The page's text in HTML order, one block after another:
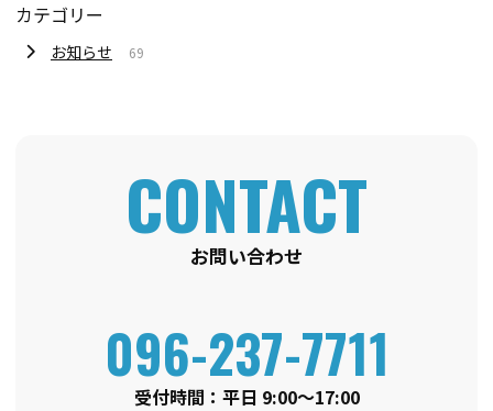
カテゴリー
お知らせ 69
お問い合わせ
096-237-7711
受付時間：平日 9:00〜17:00